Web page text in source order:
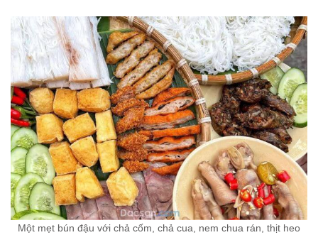
Một mẹt bún đậu với chả cốm, chả cua, nem chua rán, thịt heo